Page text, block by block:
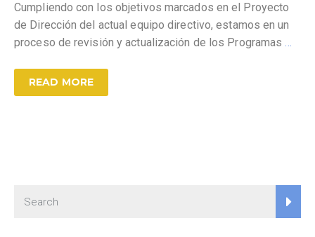
Cumpliendo con los objetivos marcados en el Proyecto
de Dirección del actual equipo directivo, estamos en un
proceso de revisión y actualización de los Programas…
READ MORE